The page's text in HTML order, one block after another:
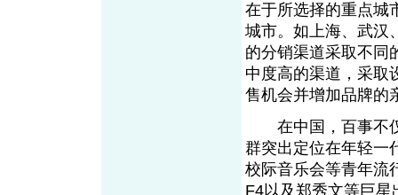
在于所选择的重点城
城市。如上海、武汉
的分销渠道采取不同
中度高的渠道，采取
售机会并增加品牌的
在中国，百事不仅
群突出定位在年轻一
校际音乐会等青年流
F4以及郑秀文等巨